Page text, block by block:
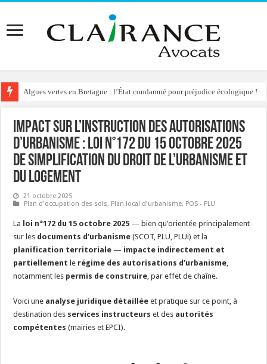
Algues vertes en Bretagne : l’État condamné pour préjudice écologique !
Reconstruction de chalets d’alpage : le préfet condamné à délivrer
Impact sur l’instruction des autorisations
d’urbanisme : Loi n°172 du 15 octobre 2025
de simplification du droit de l’urbanisme et
du logement
21 octobre 2025
Plan d'occupation des sols, Plan local d'urbanisme, POS - PLU
La loi n°172 du 15 octobre 2025 — bien qu’orientée principalement
sur les documents d’urbanisme (SCOT, PLU, PLUi) et la
planification territoriale — impacte indirectement et
partiellement le régime des autorisations d’urbanisme,
notamment les permis de construire, par effet de chaîne.
Voici une analyse juridique détaillée et pratique sur ce point, à
destination des services instructeurs et des autorités
compétentes (mairies et EPCI).